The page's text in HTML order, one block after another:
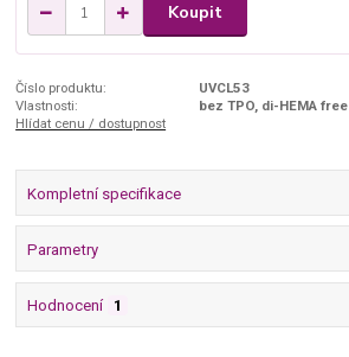
Koupit
Číslo produktu:
UVCL53
Vlastnosti:
bez TPO, di-HEMA free
Hlídat cenu / dostupnost
Kompletní specifikace
Parametry
Hodnocení 1